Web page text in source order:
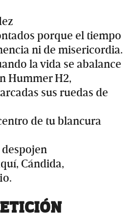
porque el tiempo
ni de misericordia.
la vida se abalance
Hummer H2,
sus ruedas de
de tu blancura
Cándida,